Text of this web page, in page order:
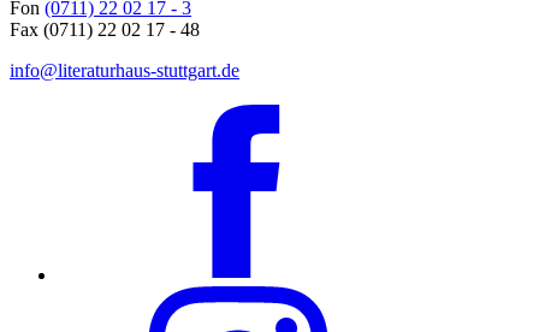
Fon (0711) 22 02 17 - 3
Fax (0711) 22 02 17 - 48
info@literaturhaus-stuttgart.de